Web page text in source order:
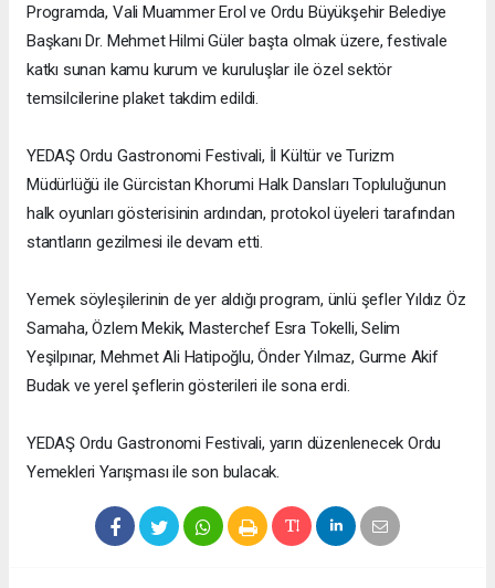
Programda, Vali Muammer Erol ve Ordu Büyükşehir Belediye
Başkanı Dr. Mehmet Hilmi Güler başta olmak üzere, festivale
katkı sunan kamu kurum ve kuruluşlar ile özel sektör
temsilcilerine plaket takdim edildi.
YEDAŞ Ordu Gastronomi Festivali, İl Kültür ve Turizm
Müdürlüğü ile Gürcistan Khorumi Halk Dansları Topluluğunun
halk oyunları gösterisinin ardından, protokol üyeleri tarafından
stantların gezilmesi ile devam etti.
Yemek söyleşilerinin de yer aldığı program, ünlü şefler Yıldız Öz
Samaha, Özlem Mekik, Masterchef Esra Tokelli, Selim
Yeşilpınar, Mehmet Ali Hatipoğlu, Önder Yılmaz, Gurme Akif
Budak ve yerel şeflerin gösterileri ile sona erdi.
YEDAŞ Ordu Gastronomi Festivali, yarın düzenlenecek Ordu
Yemekleri Yarışması ile son bulacak.